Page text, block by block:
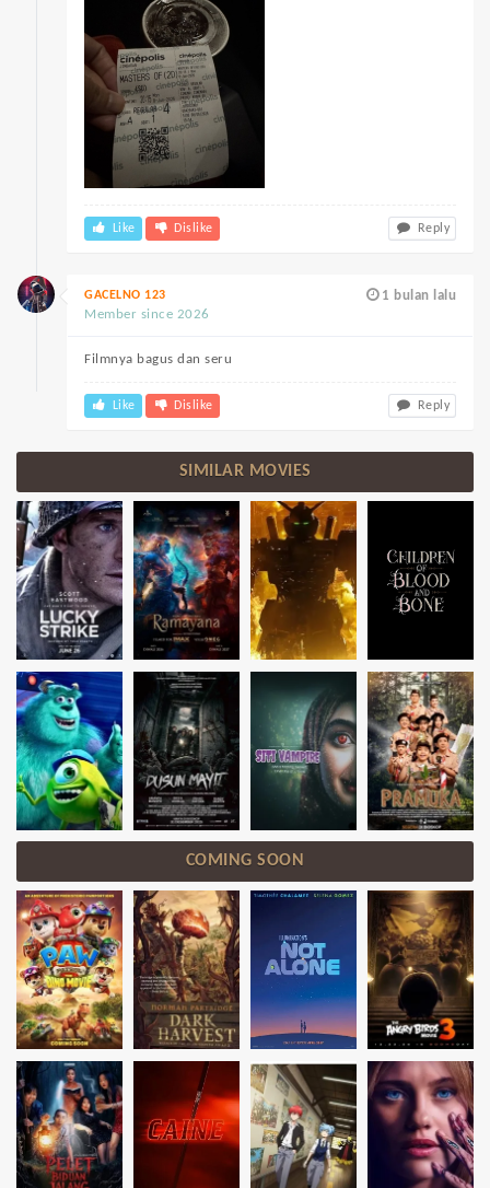
Like Dislike Reply
1 bulan lalu
GACELNO 123
Member since 2026
Filmnya bagus dan seru
Like Dislike Reply
SIMILAR MOVIES
COMING SOON